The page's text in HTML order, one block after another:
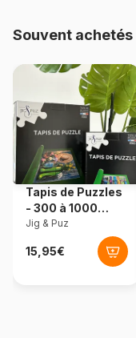
Provenance
EAN
Nombre de pièces
Dimensions
Matière primaire
Souvent
Tapis de Puzzles
- 300 à 1000
pièces
Jig & Puz